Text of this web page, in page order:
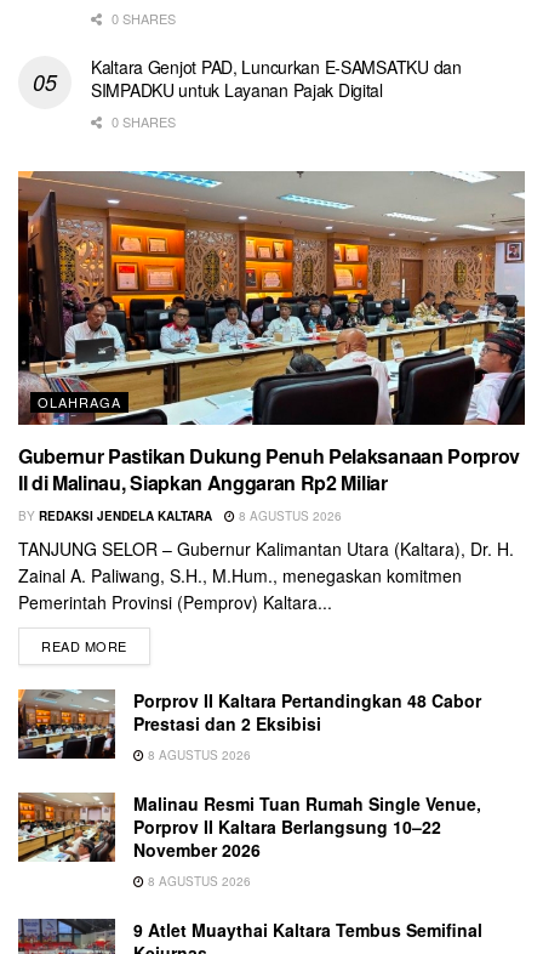
0 SHARES
Kaltara Genjot PAD, Luncurkan E-SAMSATKU dan
SIMPADKU untuk Layanan Pajak Digital
0 SHARES
OLAHRAGA
Gubernur Pastikan Dukung Penuh Pelaksanaan Porprov
II di Malinau, Siapkan Anggaran Rp2 Miliar
BY REDAKSI JENDELA KALTARA 8 AGUSTUS 2026
TANJUNG SELOR – Gubernur Kalimantan Utara (Kaltara), Dr. H.
Zainal A. Paliwang, S.H., M.Hum., menegaskan komitmen
Pemerintah Provinsi (Pemprov) Kaltara...
READ MORE
Porprov II Kaltara Pertandingkan 48 Cabor
Prestasi dan 2 Eksibisi
8 AGUSTUS 2026
Malinau Resmi Tuan Rumah Single Venue,
Porprov II Kaltara Berlangsung 10–22
November 2026
8 AGUSTUS 2026
9 Atlet Muaythai Kaltara Tembus Semifinal